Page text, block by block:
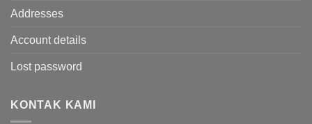
Addresses
Account details
Lost password
KONTAK KAMI